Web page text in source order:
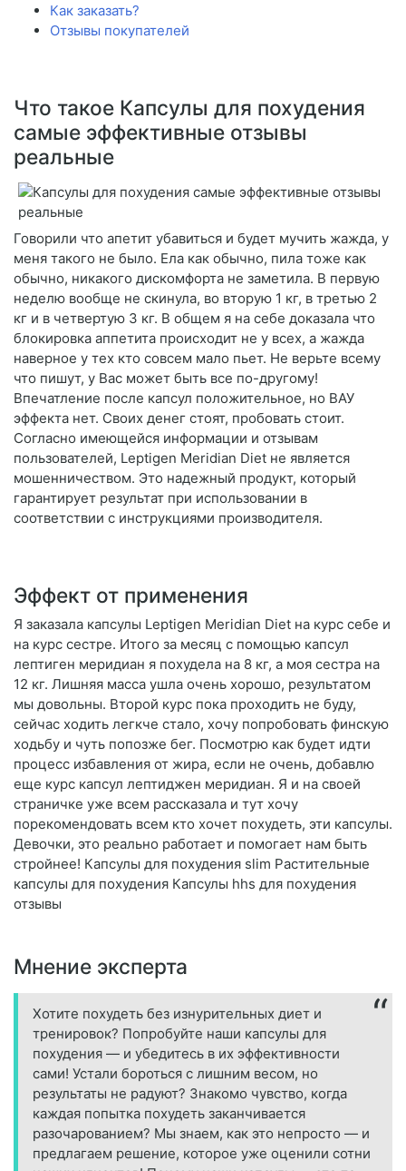
Как заказать?
Отзывы покупателей
Что такое Капсулы для похудения
самые эффективные отзывы
реальные
Говорили что апетит убавиться и будет мучить жажда, у
меня такого не было. Ела как обычно, пила тоже как
обычно, никакого дискомфорта не заметила. В первую
неделю вообще не скинула, во вторую 1 кг, в третью 2
кг и в четвертую 3 кг. В общем я на себе доказала что
блокировка аппетита происходит не у всех, а жажда
наверное у тех кто совсем мало пьет. Не верьте всему
что пишут, у Вас может быть все по-другому!
Впечатление после капсул положительное, но ВАУ
эффекта нет. Своих денег стоят, пробовать стоит.
Согласно имеющейся информации и отзывам
пользователей, Leptigen Meridian Diеt не является
мошенничеством. Это надежный продукт, который
гарантирует результат при использовании в
соответствии с инструкциями производителя.
Эффект от применения
Я заказала капсулы Leptigen Meridian Diet на курс себе и
на курс сестре. Итого за месяц с помощью капсул
лептиген меридиан я похудела на 8 кг, а моя сестра на
12 кг. Лишняя масса ушла очень хорошо, результатом
мы довольны. Второй курс пока проходить не буду,
сейчас ходить легкче стало, хочу попробовать финскую
ходьбу и чуть попозже бег. Посмотрю как будет идти
процесс избавления от жира, если не очень, добавлю
еще курс капсул лептиджен меридиан. Я и на своей
страничке уже всем рассказала и тут хочу
порекомендовать всем кто хочет похудеть, эти капсулы.
Девочки, это реально работает и помогает нам быть
стройнее! Капсулы для похудения slim Растительные
капсулы для похудения Капсулы hhs для похудения
отзывы
Мнение эксперта
Хотите похудеть без изнурительных диет и
тренировок? Попробуйте наши капсулы для
похудения — и убедитесь в их эффективности
сами! Устали бороться с лишним весом, но
результаты не радуют? Знакомо чувство, когда
каждая попытка похудеть заканчивается
разочарованием? Мы знаем, как это непросто — и
предлагаем решение, которое уже оценили сотни